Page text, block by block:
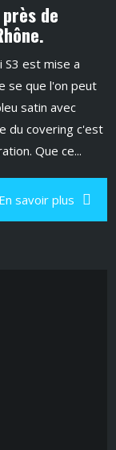
de
S3 est mise a
se que l'on peut
satin avec
du covering c'est
Que ce...
En savoir plus